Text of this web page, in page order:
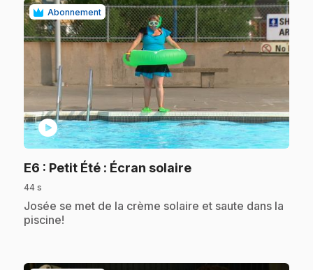
Abonnement
play_circle
E6 : Petit Été : Écran solaire.
44 s
.Josée se met de la crème solaire et saute dans la
piscine!